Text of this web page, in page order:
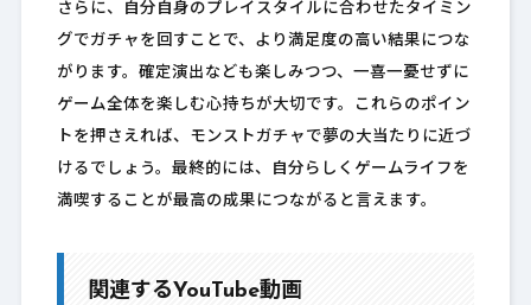
さらに、自分自身のプレイスタイルに合わせたタイミン
グでガチャを回すことで、より満足度の高い結果につな
がります。確定演出なども楽しみつつ、一喜一憂せずに
ゲーム全体を楽しむ心持ちが大切です。これらのポイン
トを押さえれば、モンストガチャで夢の大当たりに近づ
けるでしょう。最終的には、自分らしくゲームライフを
満喫することが最高の成果につながると言えます。
関連するYouTube動画